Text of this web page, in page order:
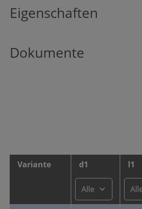
Eigenschaften
Dokumente
Variante d1 l1